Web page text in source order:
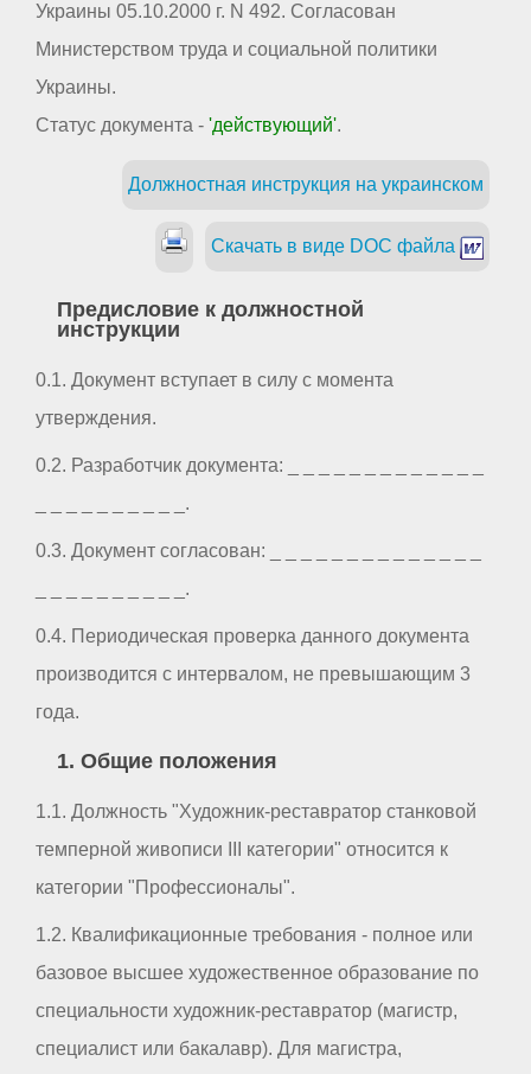
Украины 05.10.2000 г. N 492. Согласован
Министерством труда и социальной политики
Украины.
Статус документа - 'действующий'.
Должностная инструкция на украинском
Скачать в виде DOC файла
Предисловие к должностной
инструкции
0.1. Документ вступает в силу с момента
утверждения.
0.2. Разработчик документа: _ _ _ _ _ _ _ _ _ _ _ _ _
_ _ _ _ _ _ _ _ _ _.
0.3. Документ согласован: _ _ _ _ _ _ _ _ _ _ _ _ _ _
_ _ _ _ _ _ _ _ _ _.
0.4. Периодическая проверка данного документа
производится с интервалом, не превышающим 3
года.
1. Общие положения
1.1. Должность "Художник-реставратор станковой
темперной живописи III категории" относится к
категории "Профессионалы".
1.2. Квалификационные требования - полное или
базовое высшее художественное образование по
специальности художник-реставратор (магистр,
специалист или бакалавр). Для магистра,